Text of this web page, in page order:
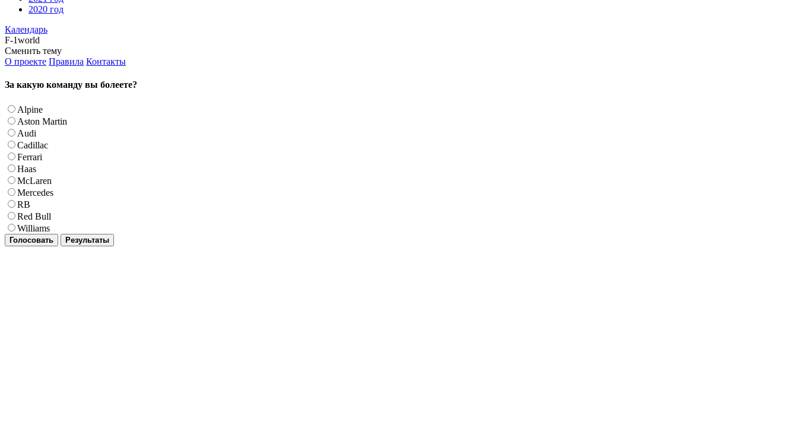
2020 год
Календарь
F-1world
Сменить тему
О проекте Правила Контакты
За какую команду вы болеете?
Alpine
Aston Martin
Audi
Cadillac
Ferrari
Haas
McLaren
Mercedes
RB
Red Bull
Williams
Голосовать Результаты